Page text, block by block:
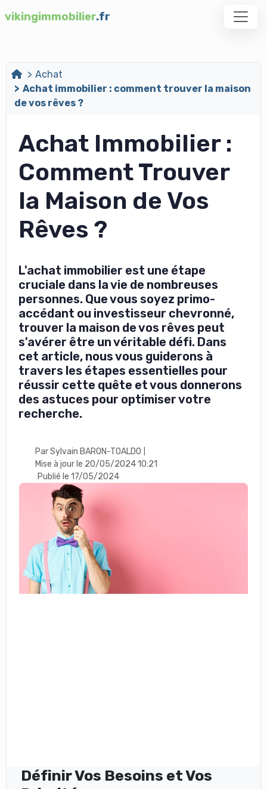
vikingimmobilier.fr
Achat
Achat immobilier : comment trouver la maison
de vos rêves ?
Achat Immobilier :
Comment Trouver
la Maison de Vos
Rêves ?
L'achat immobilier est une étape
cruciale dans la vie de nombreuses
personnes. Que vous soyez primo-
accédant ou investisseur chevronné,
trouver la maison de vos rêves peut
s'avérer être un véritable défi. Dans
cet article, nous vous guiderons à
travers les étapes essentielles pour
réussir cette quête et vous donnerons
des astuces pour optimiser votre
recherche.
Par Sylvain BARON-TOALDO
Mise à jour le 20/05/2024 10:21
Publié le 17/05/2024
Définir Vos Besoins et Vos